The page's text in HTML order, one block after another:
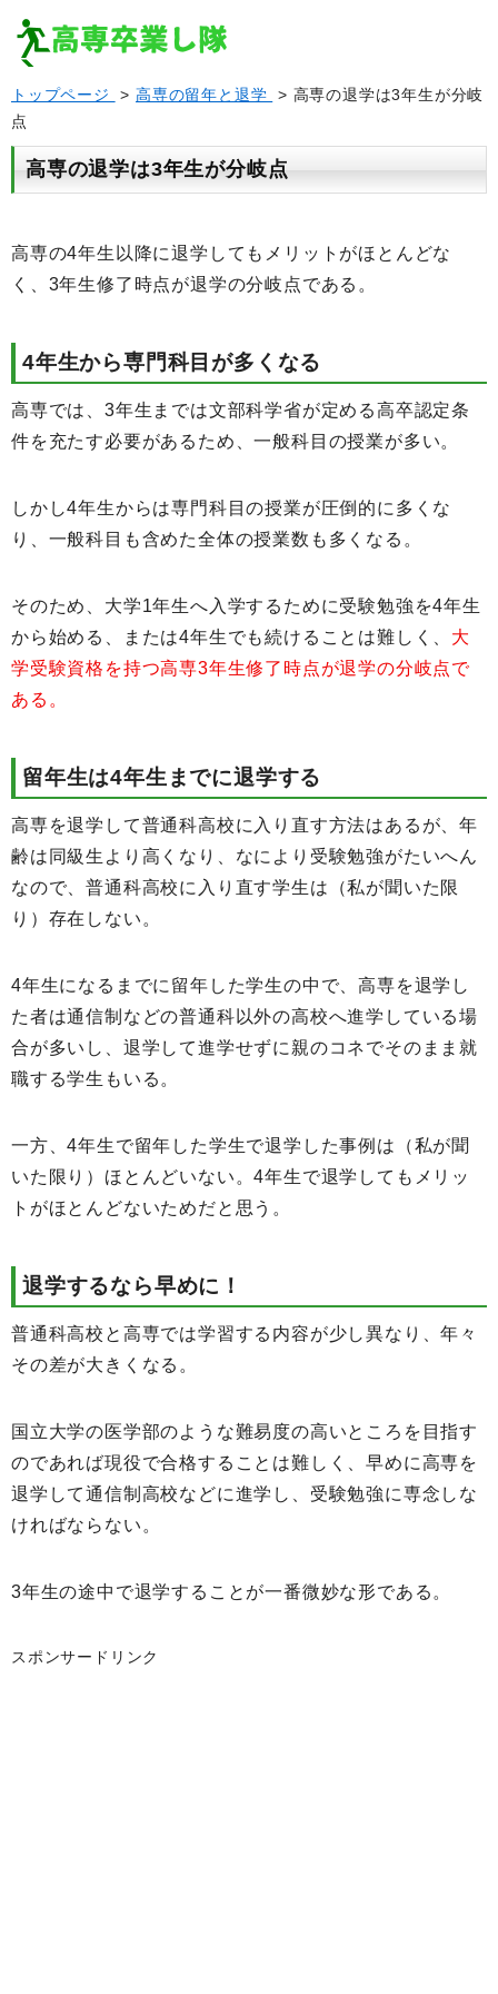
トップページ >高専の留年と退学
> 高専の退学は3年生が分岐
点
高専の退学は3年生が分岐点
高専の4年生以降に退学してもメリットがほとんどな
く、3年生修了時点が退学の分岐点である。
4年生から専門科目が多くなる
高専では、3年生までは文部科学省が定める高卒認定条
件を充たす必要があるため、一般科目の授業が多い。
しかし4年生からは専門科目の授業が圧倒的に多くな
り、一般科目も含めた全体の授業数も多くなる。
そのため、大学1年生へ入学するために受験勉強を4年生
から始める、または4年生でも続けることは難しく、 大
学受験資格を持つ高専3年生修了時点が退学の分岐点で
ある。
留年生は4年生までに退学する
高専を退学して普通科高校に入り直す方法はあるが、年
齢は同級生より高くなり、なにより受験勉強がたいへん
なので、普通科高校に入り直す学生は（私が聞いた限
り）存在しない。
4年生になるまでに留年した学生の中で、高専を退学し
た者は通信制などの普通科以外の高校へ進学している場
合が多いし、退学して進学せずに親のコネでそのまま就
職する学生もいる。
一方、4年生で留年した学生で退学した事例は（私が聞
いた限り）ほとんどいない。4年生で退学してもメリッ
トがほとんどないためだと思う。
退学するなら早めに！
普通科高校と高専では学習する内容が少し異なり、年々
その差が大きくなる。
国立大学の医学部のような難易度の高いところを目指す
のであれば現役で合格することは難しく、早めに高専を
退学して通信制高校などに進学し、受験勉強に専念しな
ければならない。
3年生の途中で退学することが一番微妙な形である。
スポンサードリンク